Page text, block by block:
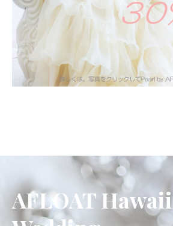
AFLOAT Hawaii